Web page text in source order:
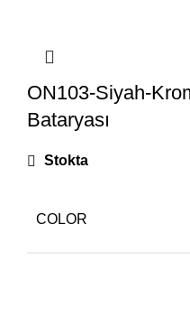
ON103-Siyah-
Bataryası
Stokta
COLOR